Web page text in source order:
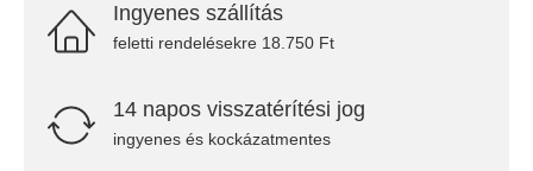
Ingyenes szállítás
feletti rendelésekre 18.750 Ft
14 napos visszatérítési jog
ingyenes és kockázatmentes